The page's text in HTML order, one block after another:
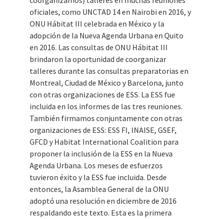
oficiales, como UNCTAD 14 en Nairobi en 2016, y
ONU Hábitat III celebrada en México y la
adopción de la Nueva Agenda Urbana en Quito
en 2016. Las consultas de ONU Hábitat III
brindaron la oportunidad de coorganizar
talleres durante las consultas preparatorias en
Montreal, Ciudad de México y Barcelona, junto
con otras organizaciones de ESS. La ESS fue
incluida en los informes de las tres reuniones.
También firmamos conjuntamente con otras
organizaciones de ESS: ESS FI, INAISE, GSEF,
GFCD y Habitat International Coalition para
proponer la inclusión de la ESS en la Nueva
Agenda Urbana. Los meses de esfuerzos
tuvieron éxito y la ESS fue incluida. Desde
entonces, la Asamblea General de la ONU
adoptó una resolución en diciembre de 2016
respaldando este texto. Esta es la primera